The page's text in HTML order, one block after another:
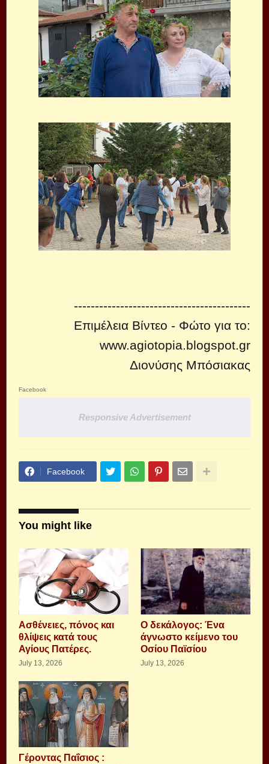
------------------------------------------
Επιμέλεια Βίντεο - Φώτο για το:
www.agiotopia.blogspot.gr
Διονύσης Μπόσιακας
Facebook
Responsive Advertisement
Facebook
You might like
Aσθένειες, πόνος και
θλίψεις κατά τους
Αγίους Πατέρες.
July 13, 2026
Ο δεκάλογος: Ένα
άγνωστο κείμενο του
Οσίου Παϊσίου
July 13, 2026
Γέροντας Παΐσιος :